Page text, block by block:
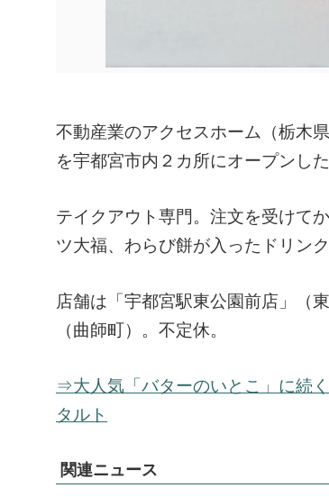
不動産業のアクセスホーム（栃木
を宇都宮市内２カ所にオープンした
テイクアウト専門。注文を受けて
ツ大福、わらび餅が入ったドリン
店舗は「宇都宮駅東公園前店」（
（曲師町）。不定休。
⇒大人気「バターのいとこ」に続
タルト
関連ニュース